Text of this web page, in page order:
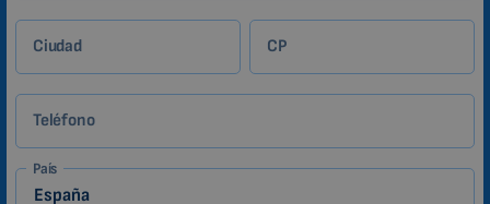
Ciudad CP
Teléfono
País